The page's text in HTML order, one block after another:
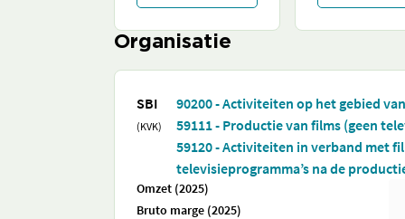
Organisatie
SBI
(KVK)
90200 - Activiteiten op het gebied
59111 - Productie van films (geen
59120 - Activiteiten in verband met
televisieprogramma’s na de
Omzet (2025)
Bruto marge (2025)